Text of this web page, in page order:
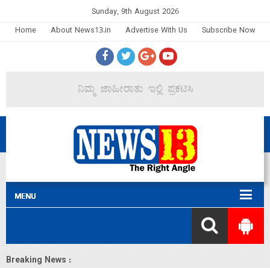
Sunday, 9th August 2026
Home
About News13.in Advertise With Us Subscribe Now
Breaking News :